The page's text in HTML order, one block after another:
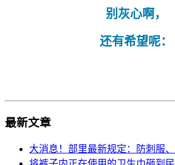
别灰心啊，
还有希望呢：
最新文章
大消息！部里最新规定：防刺服、